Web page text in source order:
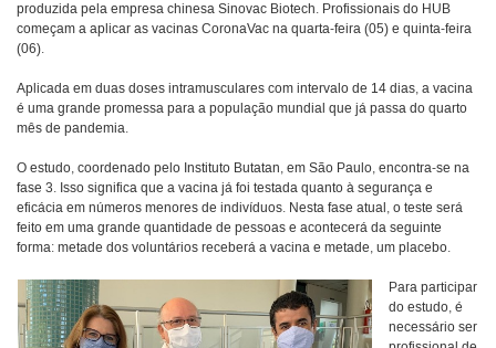
produzida pela empresa chinesa Sinovac Biotech. Profissionais do HUB
começam a aplicar as vacinas CoronaVac na quarta-feira (05) e quinta-feira
(06).
Aplicada em duas doses intramusculares com intervalo de 14 dias, a vacina
é uma grande promessa para a população mundial que já passa do quarto
mês de pandemia.
O estudo, coordenado pelo Instituto Butatan, em São Paulo, encontra-se na
fase 3. Isso significa que a vacina já foi testada quanto à segurança e
eficácia em números menores de indivíduos. Nesta fase atual, o teste será
feito em uma grande quantidade de pessoas e acontecerá da seguinte
forma: metade dos voluntários receberá a vacina e metade, um placebo.
Para participar
do estudo, é
necessário ser